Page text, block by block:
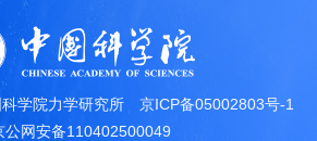
学院力学研究所
京ICP备05002803号-1
公网安备110402500049